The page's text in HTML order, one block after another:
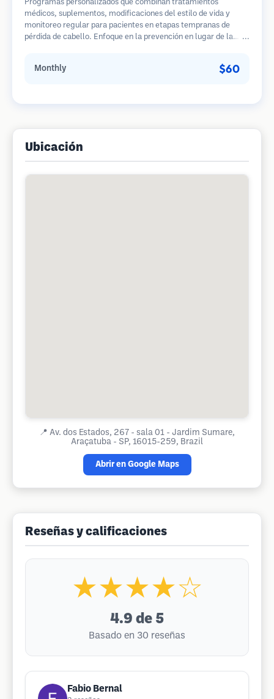
Programas personalizados que combinan tratamientos
médicos, suplementos, modificaciones del estilo de vida y
monitoreo regular para pacientes en etapas tempranas de
pérdida de cabello. Enfoque en la prevención en lugar de la
Monthly $60
Ubicación
📍 Av. dos Estados, 267 - sala 01 - Jardim Sumare,
Araçatuba - SP, 16015-259, Brazil
Abrir en Google Maps
Reseñas y calificaciones
★★★★☆
4.9 de 5
Basado en 30 reseñas
Fabio Bernal